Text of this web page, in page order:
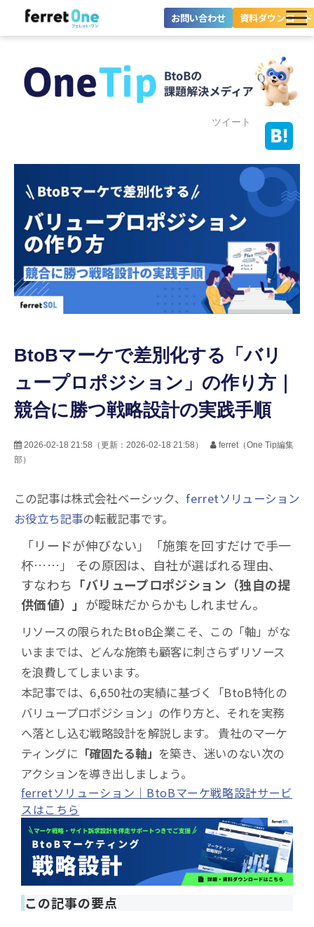
お問い合わせ 資料ダウンロード
ツール・機能一覧
料金プラン
セミナー
ツイート
BtoBマーケで差別化する「バリ
ュープロポジション」の作り方｜
競合に勝つ戦略設計の実践手順
2026-02-18 21:58 （更新： 2026-02-18 21:58 ）
ferret（One Tip編集
部）
この記事は株式会社ベーシック、ferretソリューション
お役立ち記事の転載記事です。
「リードが伸びない」「施策を回すだけで手一
杯……」 その原因は、自社が選ばれる理由、
すなわち 「バリュープロポジション（独自の提
供価値）」 が曖昧だからかもしれません。
リソースの限られたBtoB企業こそ、この「軸」がな
いままでは、どんな施策も顧客に刺さらずリソース
を浪費してしまいます。
本記事では、6,650社の実績に基づく「BtoB特化の
バリュープロポジション」の作り方と、それを実務
へ落とし込む戦略設計を解説します。 貴社のマーケ
ティングに 「確固たる軸」 を築き、迷いのない次の
アクションを導き出しましょう。
ferretソリューション｜BtoBマーケ戦略設計サービ
スはこちら
この記事の要点